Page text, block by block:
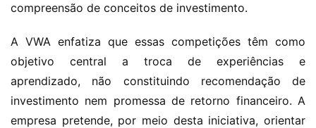
compreensão de conceitos de investimento.
A VWA enfatiza que essas competições têm como
objetivo central a troca de experiências e
aprendizado, não constituindo recomendação de
investimento nem promessa de retorno financeiro. A
empresa pretende, por meio desta iniciativa, orientar